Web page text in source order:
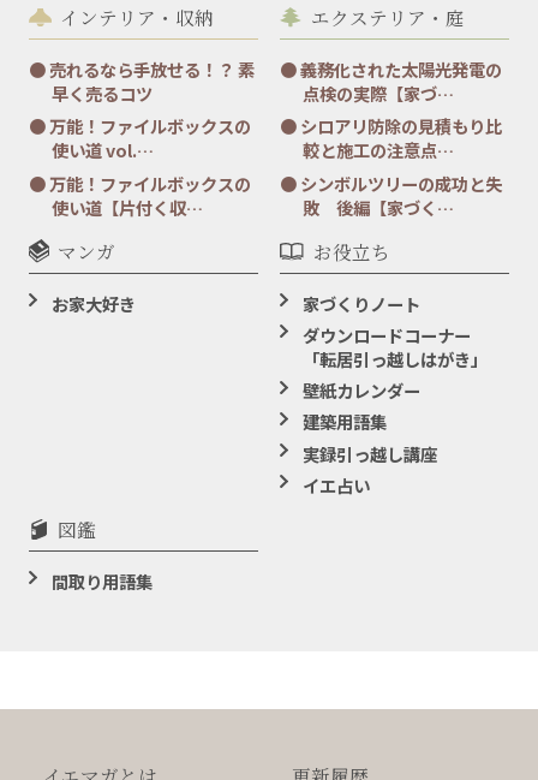
インテリア・収納
売れるなら手放せる！？ 素
早く売るコツ
万能！ファイルボックスの
使い道 vol.…
万能！ファイルボックスの
使い道【片付く収…
エクステリア・庭
義務化された太陽光発電の
点検の実際【家づ…
シロアリ防除の見積もり比
較と施工の注意点…
シンボルツリーの成功と失
敗 後編【家づく…
マンガ
お家大好き
お役立ち
家づくりノート
ダウンロードコーナー
「転居引っ越しはがき」
壁紙カレンダー
建築用語集
実録引っ越し講座
イエ占い
図鑑
間取り用語集